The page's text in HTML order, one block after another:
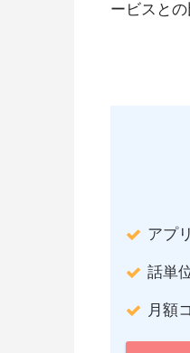
ービスと
アプ
話単
月額